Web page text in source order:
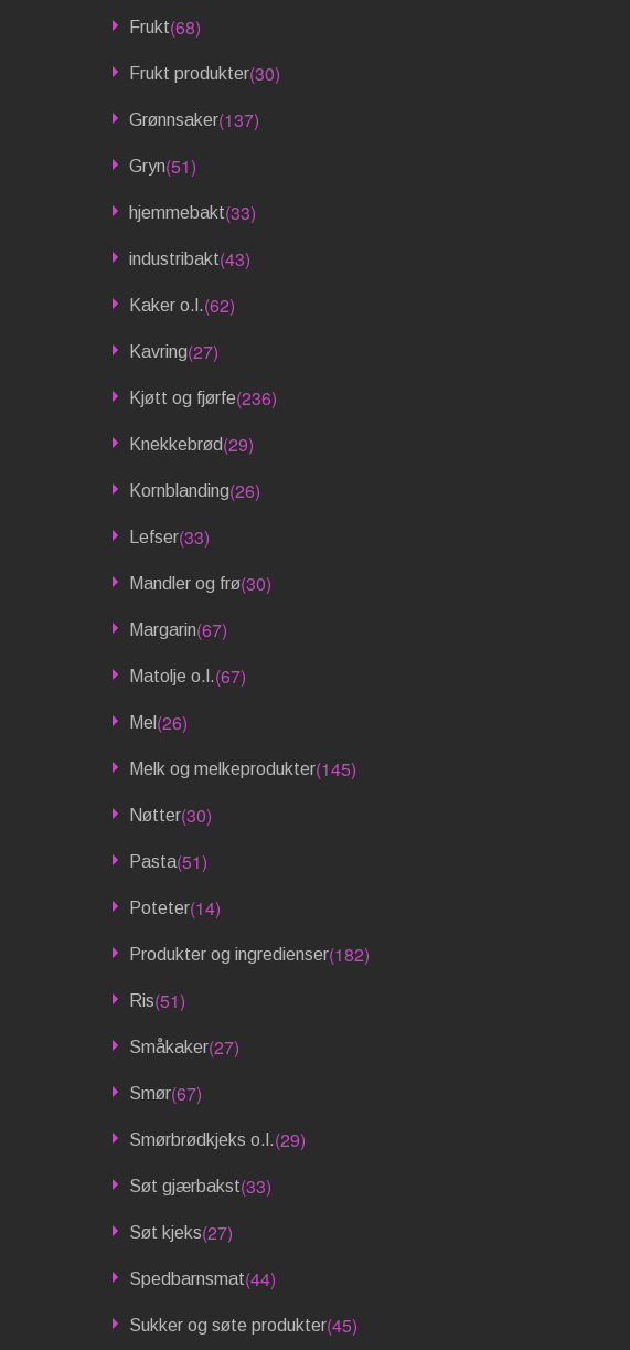
Frukt(68)
Frukt produkter(30)
Grønnsaker(137)
Gryn(51)
hjemmebakt(33)
industribakt(43)
Kaker o.l.(62)
Kavring(27)
Kjøtt og fjørfe(236)
Knekkebrød(29)
Kornblanding(26)
Lefser(33)
Mandler og frø(30)
Margarin(67)
Matolje o.l.(67)
Mel (26)
Melk og melkeprodukter(145)
Nøtter(30)
Pasta(51)
Poteter(14)
Produkter og ingredienser(182)
Ris(51)
Småkaker(27)
Smør(67)
Smørbrødkjeks o.l.(29)
Søt gjærbakst(33)
Søt kjeks(27)
Spedbarnsmat(44)
Sukker og søte produkter(45)